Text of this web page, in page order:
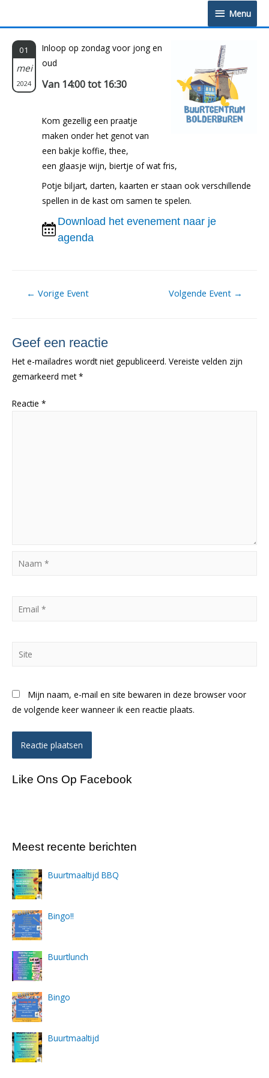
Menu
Menu
01
mei
2024
Inloop op zondag voor jong en
oud
Van 14:00 tot 16:30
Kom gezellig een praatje
maken onder het genot van
een bakje koffie, thee,
een glaasje wijn, biertje of wat fris,
Potje biljart, darten, kaarten er staan ook verschillende
spellen in de kast om samen te spelen.
Download het evenement naar je
agenda
Berichtnavigatie
← Vorige Event Volgende Event →
Geef een reactie
Het e-mailadres wordt niet gepubliceerd. Vereiste velden zijn
gemarkeerd met*
Reactie *
Naam
Mijn naam, e-mail en site bewaren in deze browser voor
de volgende keer wanneer ik een reactie plaats.
Like Ons Op Facebook
Meest recente berichten
Buurtmaaltijd BBQ
Bingo!!
Buurtlunch
Bingo
Buurtmaaltijd